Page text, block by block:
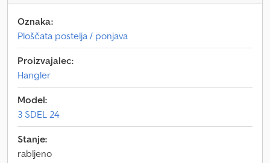
Oznaka:
Ploščata postelja / ponjava
Proizvajalec:
Hangler
Model:
3 SDEL 24
Stanje:
rabljeno